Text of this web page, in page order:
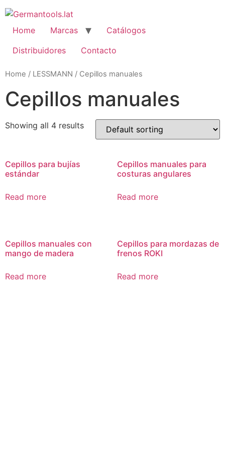
Skip
to
content
Home Marcas
Catálogos
Distribuidores
Contacto
Home / LESSMANN / Cepillos manuales
Cepillos manuales
Showing all 4 results
Cepillos para bujías
estándar
Read more
Cepillos manuales para
costuras angulares
Read more
Cepillos manuales con
mango de madera
Read more
Cepillos para mordazas de
frenos ROKI
Read more